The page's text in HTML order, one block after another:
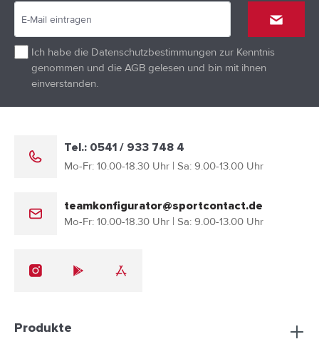
Ich habe die Datenschutzbestimmungen zur Kenntnis
genommen und die AGB gelesen und bin mit ihnen
einverstanden.
Tel.: 0541 / 933 748 4
Mo-Fr: 10.00-18.30 Uhr | Sa: 9.00-13.00 Uhr
teamkonfigurator@sportcontact.de
Mo-Fr: 10.00-18.30 Uhr | Sa: 9.00-13.00 Uhr
Produkte